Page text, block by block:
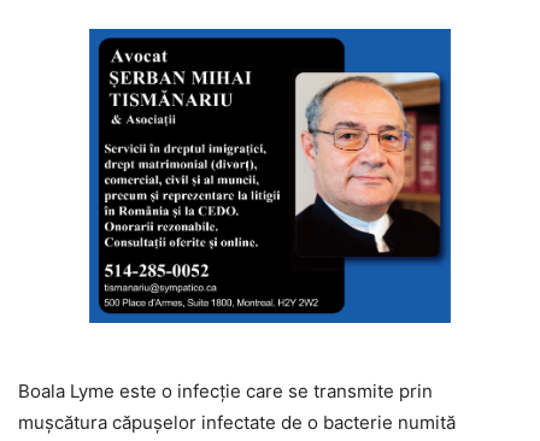
Boala Lyme este o infecție care se transmite prin
mușcătura căpușelor infectate de o bacterie numită